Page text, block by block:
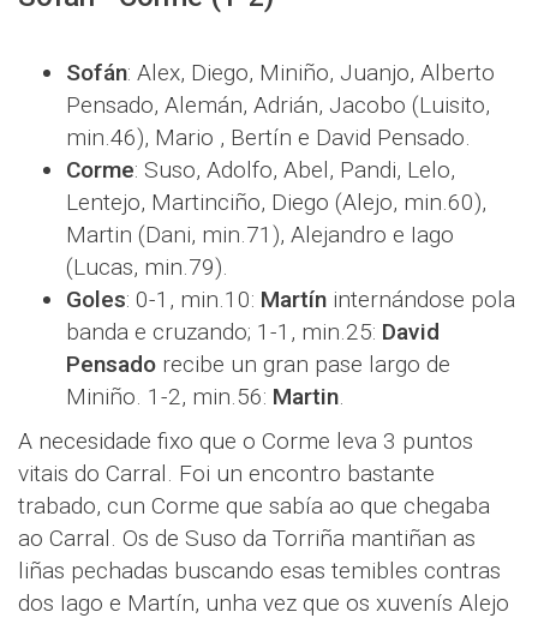
Sofán: Alex, Diego, Miniño, Juanjo, Alberto
Pensado, Alemán, Adrián, Jacobo (Luisito,
min.46), Mario , Bertín e David Pensado.
Corme: Suso, Adolfo, Abel, Pandi, Lelo,
Lentejo, Martinciño, Diego (Alejo, min.60),
Martin (Dani, min.71), Alejandro e Iago
(Lucas, min.79).
Goles: 0-1, min.10: Martín internándose pola
banda e cruzando; 1-1, min.25: David
Pensado recibe un gran pase largo de
Miniño. 1-2, min.56: Martin.
A necesidade fixo que o Corme leva 3 puntos
vitais do Carral. Foi un encontro bastante
trabado, cun Corme que sabía ao que chegaba
ao Carral. Os de Suso da Torriña mantiñan as
liñas pechadas buscando esas temibles contras
dos Iago e Martín, unha vez que os xuvenís Alejo